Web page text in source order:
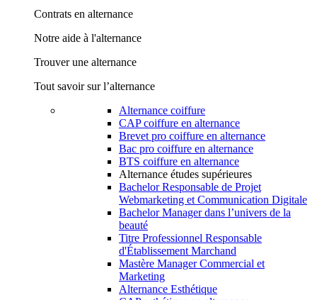
Contrats en alternance
Notre aide à l'alternance
Trouver une alternance
Tout savoir sur l’alternance
Alternance coiffure
CAP coiffure en alternance
Brevet pro coiffure en alternance
Bac pro coiffure en alternance
BTS coiffure en alternance
Alternance études supérieures
Bachelor Responsable de Projet
Webmarketing et Communication Digitale
Bachelor Manager dans l’univers de la
beauté
Titre Professionnel Responsable
d'Établissement Marchand
Mastère Manager Commercial et
Marketing
Alternance Esthétique